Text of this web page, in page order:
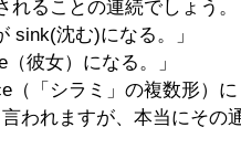
れることの連続でしょう。
sink(沈む)になる。」
（彼女）になる。」
（「シラミ」の複数形）に
われますが、本当にその